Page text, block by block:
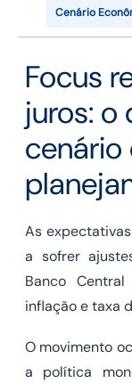
Cenário
Focus
juros: o
As
a sofrer
Banco
inflação e taxa
O movimento
a política